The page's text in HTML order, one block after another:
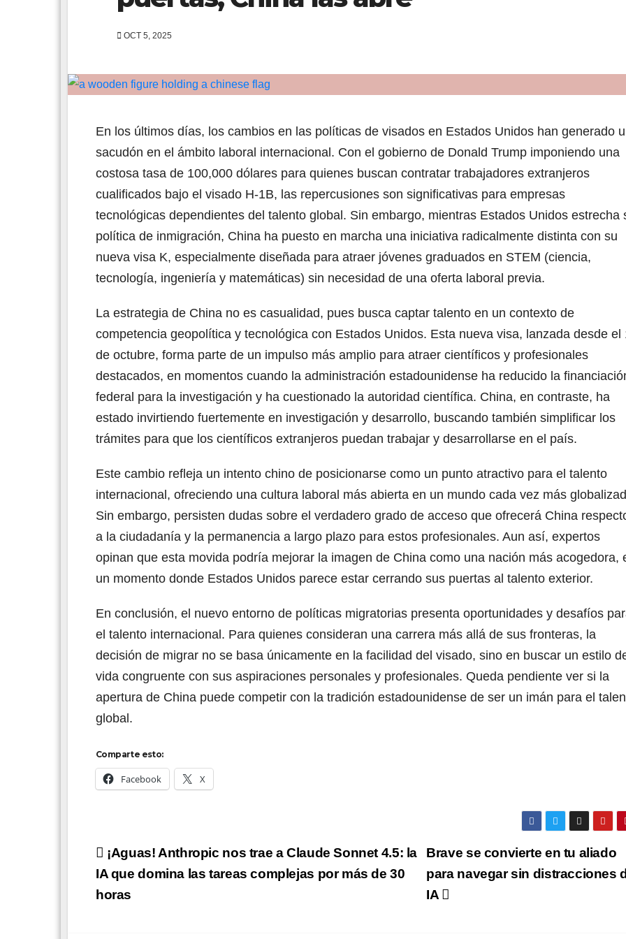
OCT 5, 2025
En los últimos días, los cambios en las políticas de visados en Estados Unidos han generado
sacudón en el ámbito laboral internacional. Con el gobierno de Donald Trump imponiendo una
costosa tasa de 100,000 dólares para quienes buscan contratar trabajadores extranjeros
cualificados bajo el visado H-1B, las repercusiones son significativas para empresas
tecnológicas dependientes del talento global. Sin embargo, mientras Estados Unidos estrecha
política de inmigración, China ha puesto en marcha una iniciativa radicalmente distinta con su
nueva visa K, especialmente diseñada para atraer jóvenes graduados en STEM (ciencia,
tecnología, ingeniería y matemáticas) sin necesidad de una oferta laboral previa.
La estrategia de China no es casualidad, pues busca captar talento en un contexto de
competencia geopolítica y tecnológica con Estados Unidos. Esta nueva visa, lanzada desde el
de octubre, forma parte de un impulso más amplio para atraer científicos y profesionales
destacados, en momentos cuando la administración estadounidense ha reducido la
federal para la investigación y ha cuestionado la autoridad científica. China, en contraste, ha
estado invirtiendo fuertemente en investigación y desarrollo, buscando también simplificar los
trámites para que los científicos extranjeros puedan trabajar y desarrollarse en el país.
Este cambio refleja un intento chino de posicionarse como un punto atractivo para el talento
internacional, ofreciendo una cultura laboral más abierta en un mundo cada vez más
Sin embargo, persisten dudas sobre el verdadero grado de acceso que ofrecerá China
a la ciudadanía y la permanencia a largo plazo para estos profesionales. Aun así, expertos
opinan que esta movida podría mejorar la imagen de China como una nación más acogedora,
un momento donde Estados Unidos parece estar cerrando sus puertas al talento exterior.
En conclusión, el nuevo entorno de políticas migratorias presenta oportunidades y desafíos
el talento internacional. Para quienes consideran una carrera más allá de sus fronteras, la
decisión de migrar no se basa únicamente en la facilidad del visado, sino en buscar un estilo
vida congruente con sus aspiraciones personales y profesionales. Queda pendiente ver si la
apertura de China puede competir con la tradición estadounidense de ser un imán para el
global.
Comparte esto:
Facebook X
Navegación
de
entradas
Brave se convierte en tu aliado
para navegar sin distracciones
IA
¡Aguas! Anthropic nos trae a Claude Sonnet 4.5: la
IA que domina las tareas complejas por más de 30
horas